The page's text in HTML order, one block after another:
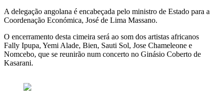
A delegação angolana é encabeçada pelo ministro de Estado para a
Coordenação Económica, José de Lima Massano.
O encerramento desta cimeira será ao som dos artistas africanos
Fally Ipupa, Yemi Alade, Bien, Sauti Sol, Jose Chameleone e
Nomcebo, que se reunirão num concerto no Ginásio Coberto de
Kasarani.